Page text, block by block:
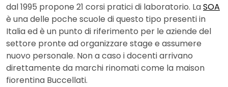
dal 1995 propone 21 corsi pratici di laboratorio. LaSOA
è una delle poche scuole di questo tipo presenti in
Italia ed è un punto di riferimento per le aziende del
settore pronte ad organizzare stage e assumere
nuovo personale. Non a caso i docenti arrivano
direttamente da marchi rinomati come la maison
fiorentina Buccellati.